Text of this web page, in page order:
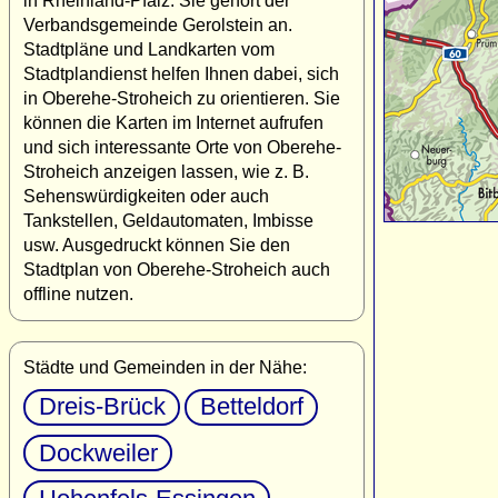
Verbandsgemeinde Gerolstein an.
Stadtpläne und Landkarten vom
Stadtplandienst helfen Ihnen dabei, sich
in Oberehe-Stroheich zu orientieren. Sie
können die Karten im Internet aufrufen
und sich interessante Orte von Oberehe-
Stroheich anzeigen lassen, wie z. B.
Sehenswürdigkeiten oder auch
Tankstellen, Geldautomaten, Imbisse
usw. Ausgedruckt können Sie den
Stadtplan von Oberehe-Stroheich auch
offline nutzen.
Städte und Gemeinden in der Nähe:
Dreis-Brück
Betteldorf
Dockweiler